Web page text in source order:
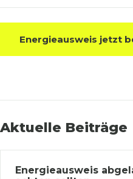
Energieausweis jetzt
Aktuelle Beiträge
Energieausweis